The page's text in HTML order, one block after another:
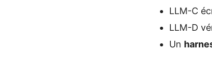
LLM-C
LLM-D
Un